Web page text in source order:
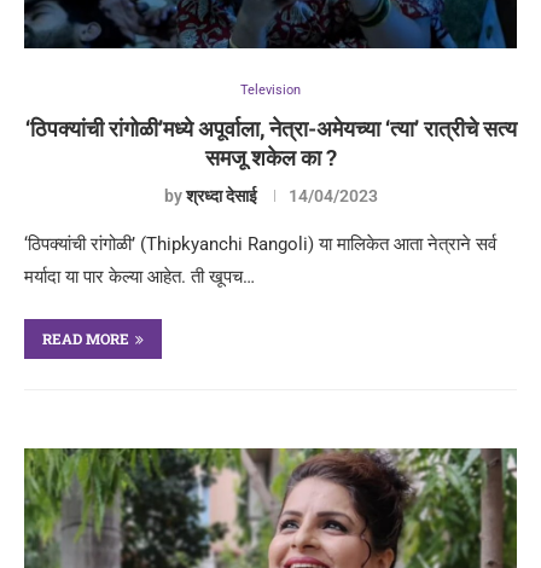
Television
‘ठिपक्यांची रांगोळी’मध्ये अपूर्वाला, नेत्रा-अमेयच्या ‘त्या’ रात्रीचे सत्य
समजू शकेल का ?
byश्रध्दा देसाई 14/04/2023
‘ठिपक्यांची रांगोळी’ (Thipkyanchi Rangoli) या मालिकेत आता नेत्राने सर्व
मर्यादा या पार केल्या आहेत. ती खूपच…
READ MORE